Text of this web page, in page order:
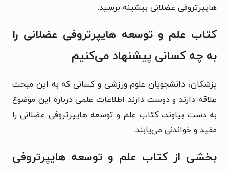
هایپرتروفی عضلانی بیشینه برسید.
کتاب علم و توسعه هایپرتروفی عضلانی را
به چه کسانی پیشنهاد می‌کنیم
پزشکان، دانشجویان علوم ورزشی و کسانی که به این مبحث
علاقه دارند و دوست دارند اطلاعات علمی درباره این موضوع
به دست بیاوند، کتاب علم و توسعه هایپرتروفی عضلانی را
مفید و خواندنی می‌یابند.
بخشی از کتاب علم و توسعه هایپرتروفی